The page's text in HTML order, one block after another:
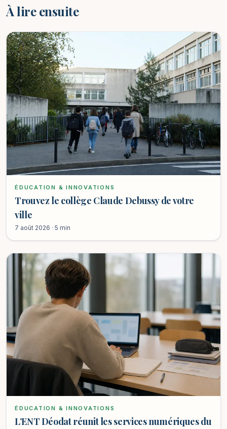
À lire ensuite
ÉDUCATION & INNOVATIONS
Trouvez le collège Claude Debussy de votre
ville
7 août 2026 · 5 min
ÉDUCATION & INNOVATIONS
L’ENT Déodat réunit les services numériques du